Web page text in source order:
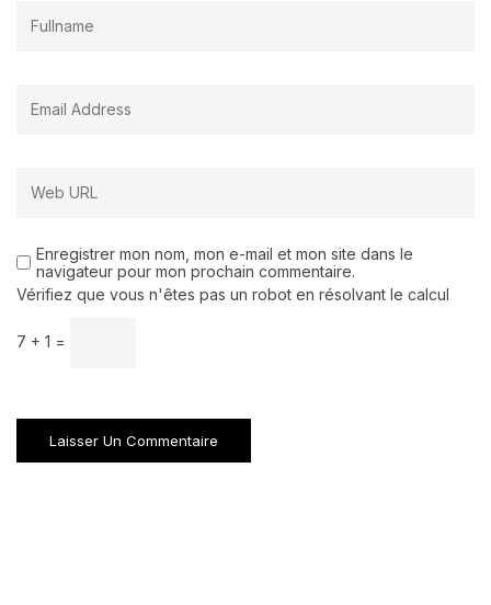
Enregistrer mon nom, mon e-mail et mon site dans le
navigateur pour mon prochain commentaire.
Vérifiez que vous n'êtes pas un robot en résolvant le calcul
7 + 1 =